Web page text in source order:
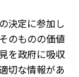
決定に参加し
のものの価値
を政府に吸収
切な情報があ